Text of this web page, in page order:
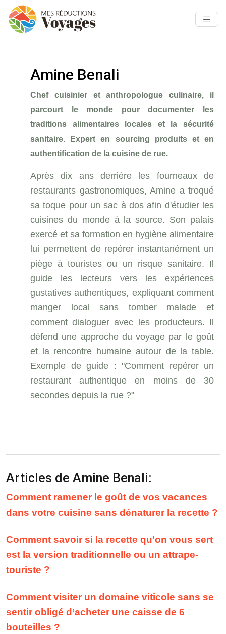
Amine Benali
Chef cuisinier et anthropologue culinaire, il
parcourt le monde pour documenter les
traditions alimentaires locales et la sécurité
sanitaire. Expert en sourcing produits et en
authentification de la cuisine de rue.
Après dix ans derrière les fourneaux de
restaurants gastronomiques, Amine a troqué
sa toque pour un sac à dos afin d'étudier les
cuisines du monde à la source. Son palais
exercé et sa formation en hygiène alimentaire
lui permettent de repérer instantanément un
piège à touristes ou un risque sanitaire. Il
guide les lecteurs vers les expériences
gustatives authentiques, expliquant comment
manger local sans tomber malade et
comment dialoguer avec les producteurs. Il
défend une approche du voyage par le goût
et la rencontre humaine autour de la table.
Exemple de guide : "Comment repérer un
restaurant authentique en moins de 30
secondes depuis la rue ?"
Articles de Amine Benali:
Comment ramener le goût de vos vacances
dans votre cuisine sans dénaturer la recette ?
Comment savoir si la recette qu’on vous sert
est la version traditionnelle ou un attrape-
touriste ?
Comment visiter un domaine viticole sans se
sentir obligé d’acheter une caisse de 6
bouteilles ?